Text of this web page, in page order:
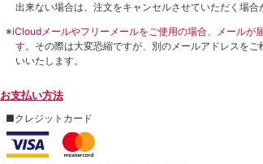
出来ない場合は、注文をキャンセルさせていただく場合
※iCloudメールやフリーメールをご使用の場合、メールが
す。 その際は大変恐縮ですが、別のメールアドレスを
いいたします。
お支払い方法
■クレジットカード